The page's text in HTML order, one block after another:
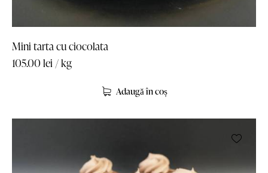
Mini tarta cu ciocolata
105.00 lei / kg
Adaugă în coș